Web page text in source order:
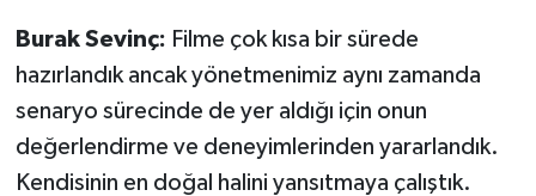
Burak Sevinç: Filme çok kısa bir sürede
hazırlandık ancak yönetmenimiz aynı zamanda
senaryo sürecinde de yer aldığı için onun
değerlendirme ve deneyimlerinden yararlandık.
Kendisinin en doğal halini yansıtmaya çalıştık.